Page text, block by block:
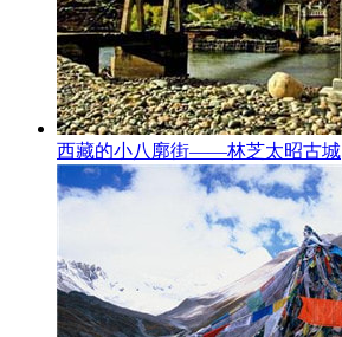
西藏的小八廓街——林芝太昭古城